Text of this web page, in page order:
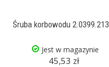
Śruba korbowodu
Jest w magazynie
45,53 zł